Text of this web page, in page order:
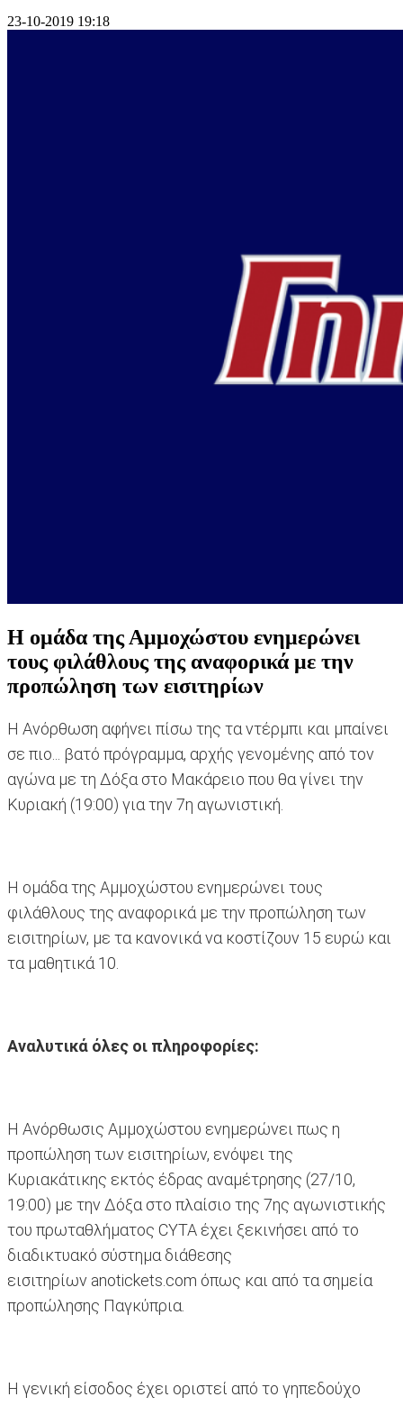
23-10-2019 19:18
Η ομάδα της Αμμοχώστου ενημερώνει
τους φιλάθλους της αναφορικά με την
προπώληση των εισιτηρίων
Η Ανόρθωση αφήνει πίσω της τα ντέρμπι και μπαίνει
σε πιο... βατό πρόγραμμα, αρχής γενομένης από τον
αγώνα με τη Δόξα στο Μακάρειο που θα γίνει την
Κυριακή (19:00) για την 7η αγωνιστική.
Η ομάδα της Αμμοχώστου ενημερώνει τους
φιλάθλους της αναφορικά με την προπώληση των
εισιτηρίων, με τα κανονικά να κοστίζουν 15 ευρώ και
τα μαθητικά 10.
Αναλυτικά όλες οι πληροφορίες:
Η Ανόρθωσις Αμμοχώστου ενημερώνει πως η
προπώληση των εισιτηρίων, ενόψει της
Κυριακάτικης εκτός έδρας αναμέτρησης (27/10,
19:00) με την Δόξα στο πλαίσιο της 7ης αγωνιστικής
του πρωταθλήματος CYTA έχει ξεκινήσει από το
διαδικτυακό σύστημα διάθεσης
εισιτηρίων anotickets.com όπως και από τα σημεία
προπώλησης Παγκύπρια.
Η γενική είσοδος έχει οριστεί από το γηπεδούχο